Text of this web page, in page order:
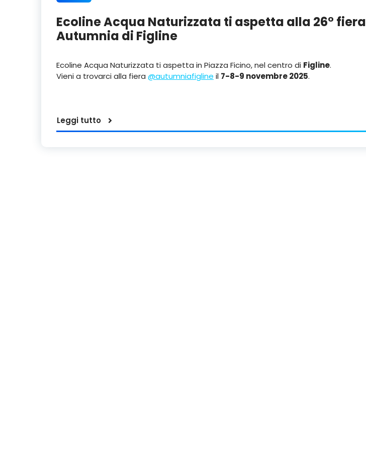
Ecoline Acqua Naturizzata ti aspetta alla 26° fiera
Autumnia di Figline
Ecoline Acqua Naturizzata ti aspetta in Piazza Ficino, nel centro di Figline.
Vieni a trovarci alla fiera @autumniafigline il 7-8-9 novembre 2025.
Leggi tutto